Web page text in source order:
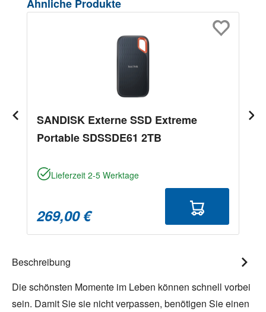
Ähnliche Produkte
SANDISK Externe SSD Extreme
Portable SDSSDE61 2TB
Lieferzeit 2-5 Werktage
269,00 €
Beschreibung
Die schönsten Momente im Leben können schnell vorbei
sein. Damit Sie sie nicht verpassen, benötigen Sie einen